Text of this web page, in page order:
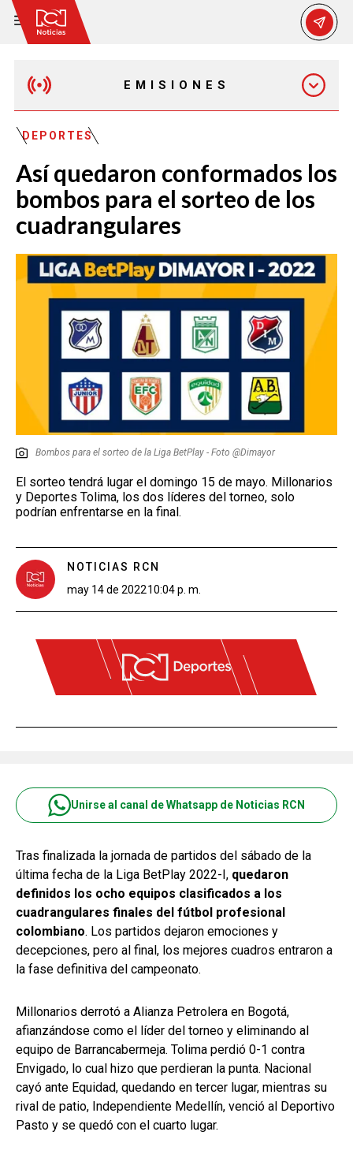
EMISIONES
EMISIÓN 7:00 PM
DEPORTES
Así quedaron conformados los
bombos para el sorteo de los
cuadrangulares
Bombos para el sorteo de la Liga BetPlay - Foto @Dimayor
El sorteo tendrá lugar el domingo 15 de mayo. Millonarios
y Deportes Tolima, los dos líderes del torneo, solo
podrían enfrentarse en la final.
NOTICIAS RCN
may 14 de 202210:04 p. m.
Unirse al canal de Whatsapp de Noticias RCN
Tras finalizada la jornada de partidos del sábado de la
última fecha de la Liga BetPlay 2022-I, quedaron
definidos los ocho equipos clasificados a los
cuadrangulares finales del fútbol profesional
colombiano. Los partidos dejaron emociones y
decepciones, pero al final, los mejores cuadros entraron a
la fase definitiva del campeonato.
Millonarios derrotó a Alianza Petrolera en Bogotá,
afianzándose como el líder del torneo y eliminando al
equipo de Barrancabermeja. Tolima perdió 0-1 contra
Envigado, lo cual hizo que perdieran la punta. Nacional
cayó ante Equidad, quedando en tercer lugar, mientras su
rival de patio, Independiente Medellín, venció al Deportivo
Pasto y se quedó con el cuarto lugar.